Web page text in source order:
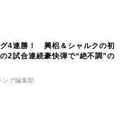
4連勝！ 興梠＆シャルクの初
2試合連続豪快弾で“絶不調”の
ング編集部